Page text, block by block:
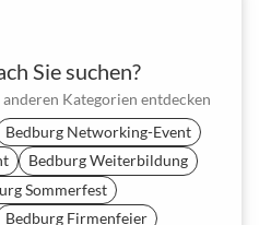
Sie suchen?
Kategorien entdecken
Bedburg Networking-Event
Bedburg Weiterbildung
Sommerfest
Bedburg Firmenfeier